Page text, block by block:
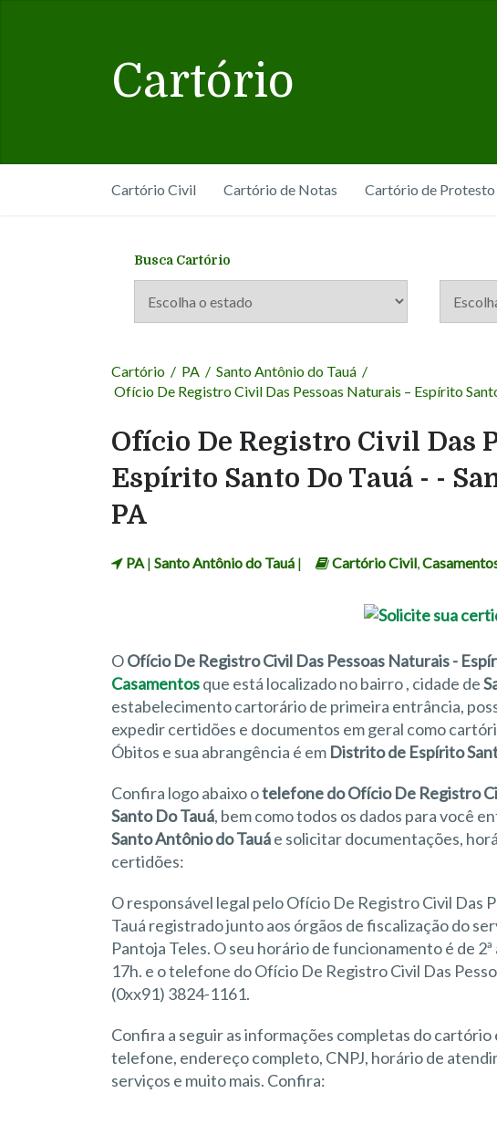
Cartório
Cartório Civil Cartório de Notas Cartório de Protesto
Busca Cartório
Cartório / PA / Santo Antônio do Tauá /
Ofício De Registro Civil Das Pessoas Naturais – Espírito
Ofício De Registro Civil Das
Espírito Santo Do Tauá - -
PA
PA | Santo Antônio do Tauá | Cartório Civil,
OOfício De Registro Civil Das Pessoas Naturais -
Casamentosque está localizado no bairro, cidade de
estabelecimento cartorário de primeira entrância,
expedir certidões e documentos em geral como
Óbitos e sua abrangência é em Distrito de Espírito
Confira logo abaixo otelefone do Ofício De Registro
Santo Do Tauá, bem como todos os dados para você
Santo Antônio do Tauáe solicitar documentações,
certidões:
O responsável legal pelo Ofício De Registro Civil Das
Tauá registrado junto aos órgãos de fiscalização do
Pantoja Teles. O seu horário de funcionamento é de 2ª
17h. e o telefone do Ofício De Registro Civil Das
(0xx91) 3824-1161.
Confira a seguir as informações completas do cartório
telefone, endereço completo, CNPJ, horário de
serviços e muito mais. Confira: